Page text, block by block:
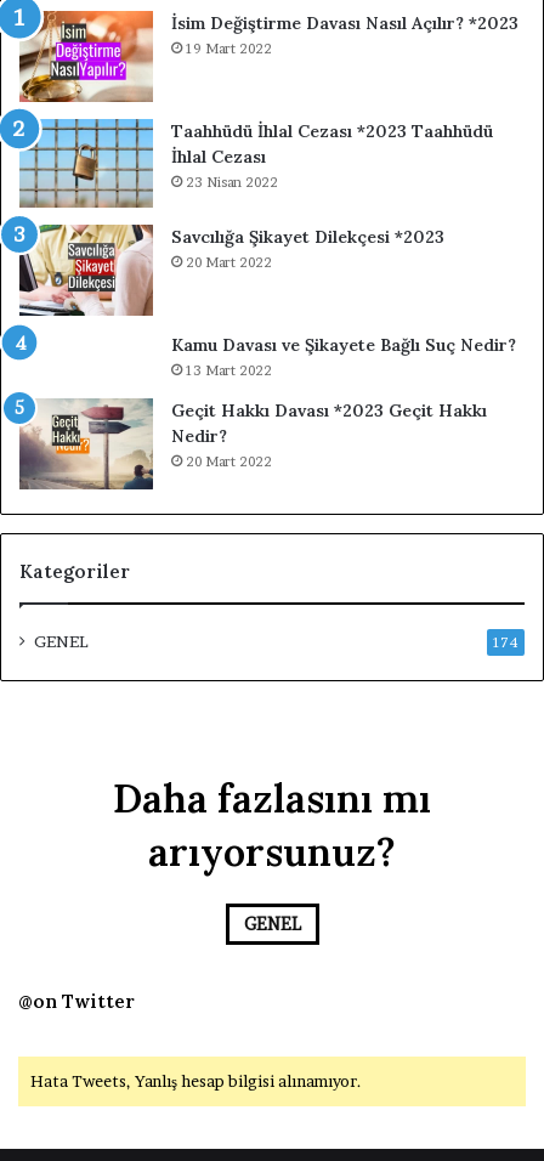
İsim Değiştirme Davası Nasıl Açılır? *2023
19 Mart 2022
Taahhüdü İhlal Cezası *2023 Taahhüdü
İhlal Cezası
23 Nisan 2022
Savcılığa Şikayet Dilekçesi *2023
20 Mart 2022
Kamu Davası ve Şikayete Bağlı Suç Nedir?
13 Mart 2022
Geçit Hakkı Davası *2023 Geçit Hakkı
Nedir?
20 Mart 2022
Kategoriler
GENEL 174
Daha fazlasını mı
arıyorsunuz?
GENEL
@on Twitter
Hata Tweets, Yanlış hesap bilgisi alınamıyor.